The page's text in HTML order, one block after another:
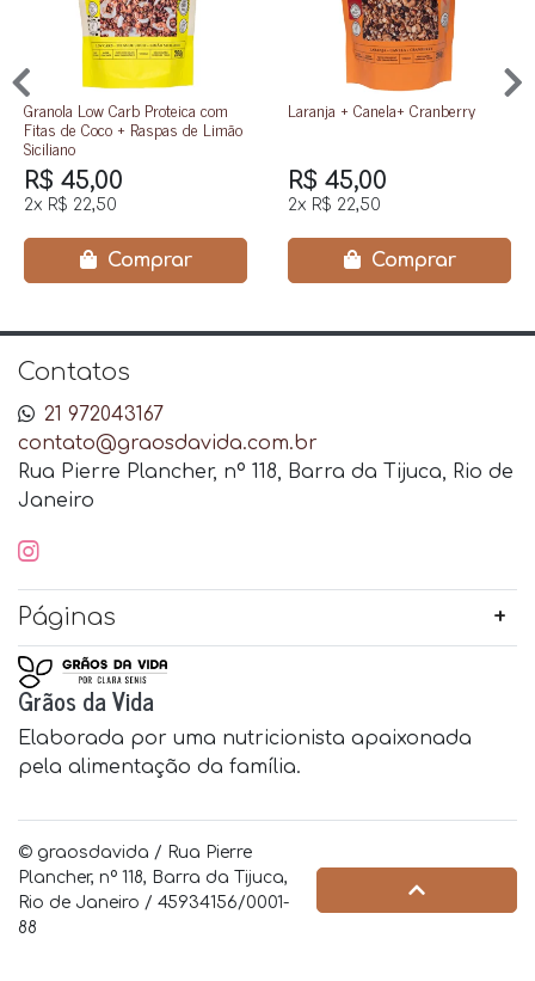
Granola Low Carb Proteica com
Fitas de Coco + Raspas de Limão
Siciliano
R$ 45,00
2x R$ 22,50
Comprar
Laranja + Canela+ Cranberry
R$ 45,00
2x R$ 22,50
Comprar
Contatos
21 972043167
contato@graosdavida.com.br
Rua Pierre Plancher, nº 118, Barra da Tijuca, Rio de
Janeiro
Páginas
Grãos da Vida
Elaborada por uma nutricionista apaixonada
pela alimentação da família.
© graosdavida / Rua Pierre
Plancher, nº 118, Barra da Tijuca,
Rio de Janeiro / 45934156/0001-
88